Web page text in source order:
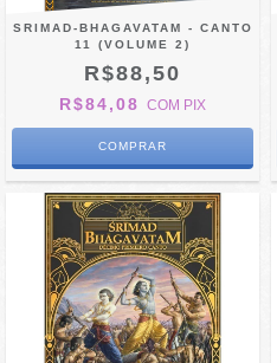
SRIMAD-BHAGAVATAM - CANTO
11 (VOLUME 2)
R$88,50
R$84,08 COM PIX